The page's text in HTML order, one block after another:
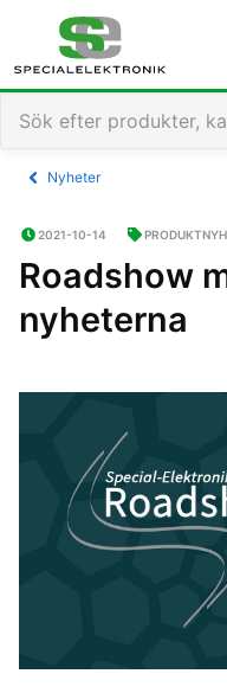
Nyheter
2021-10-14
Roadshow
nyheterna